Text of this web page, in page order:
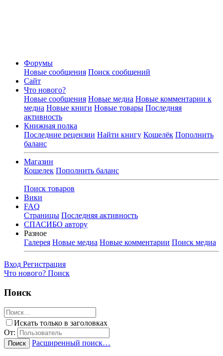
Форумы
Новые сообщения Поиск сообщений
Сайт
Что нового?
Новые сообщения Новые медиа Новые комментарии к
медиа Новые книги Новые товары Последняя
активность
Книжная полка
Последние рецензии Найти книгу Кошелёк Пополнить
баланс
Магазин
Кошелек Пополнить баланс
Поиск товаров
Вики
FAQ
Страницы Последняя активность
СПАСИБО автору
Разное
Галерея Новые медиа Новые комментарии Поиск медиа
Вход Регистрация
Что нового? Поиск
Поиск
Искать только в заголовках
От:
Поиск Расширенный поиск…